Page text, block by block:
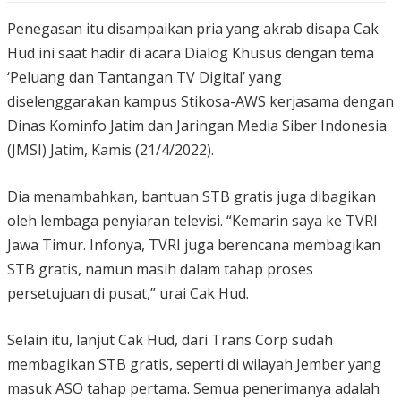
Penegasan itu disampaikan pria yang akrab disapa Cak
Hud ini saat hadir di acara Dialog Khusus dengan tema
‘Peluang dan Tantangan TV Digital’ yang
diselenggarakan kampus Stikosa-AWS kerjasama dengan
Dinas Kominfo Jatim dan Jaringan Media Siber Indonesia
(JMSI) Jatim, Kamis (21/4/2022).
Dia menambahkan, bantuan STB gratis juga dibagikan
oleh lembaga penyiaran televisi. “Kemarin saya ke TVRI
Jawa Timur. Infonya, TVRI juga berencana membagikan
STB gratis, namun masih dalam tahap proses
persetujuan di pusat,” urai Cak Hud.
Selain itu, lanjut Cak Hud, dari Trans Corp sudah
membagikan STB gratis, seperti di wilayah Jember yang
masuk ASO tahap pertama. Semua penerimanya adalah